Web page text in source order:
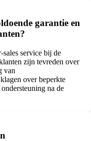
garantie en
sales service bij de
zijn tevreden over
van
over beperkte
na de